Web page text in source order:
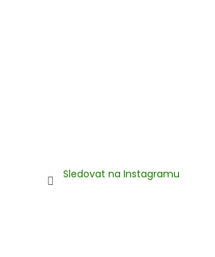
Sledovat na Instagramu